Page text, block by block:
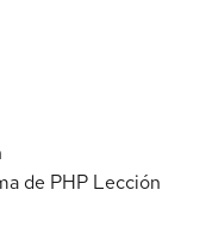
de PHP Lección